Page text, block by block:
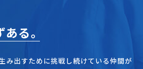
る。
み出すために挑戦し続けている仲間が